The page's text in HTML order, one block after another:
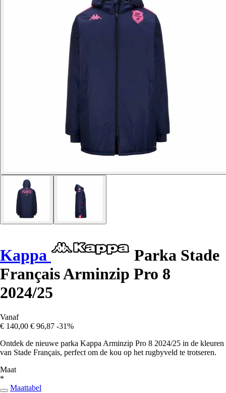
Kappa
Parka Stade
Français Arminzip Pro 8
2024/25
Vanaf
€ 140,00 € 96,87 -31%
Ontdek de nieuwe parka Kappa Arminzip Pro 8 2024/25 in de kleuren
van Stade Français, perfect om de kou op het rugbyveld te trotseren.
Maat
*
Maattabel